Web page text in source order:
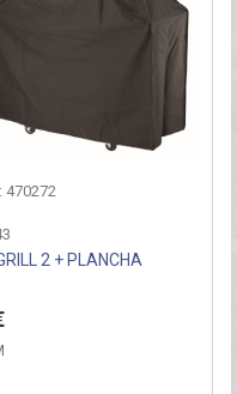
470272
2 + PLANCHA